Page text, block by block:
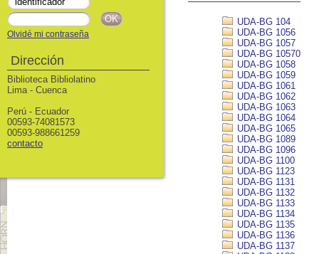
UDA-BG 104
UDA-BG 1056
UDA-BG 1057
UDA-BG 10570
UDA-BG 1058
UDA-BG 1059
UDA-BG 1061
UDA-BG 1062
UDA-BG 1063
UDA-BG 1064
UDA-BG 1065
UDA-BG 1089
UDA-BG 1096
UDA-BG 1100
UDA-BG 1123
UDA-BG 1131
UDA-BG 1132
UDA-BG 1133
UDA-BG 1134
UDA-BG 1135
UDA-BG 1136
UDA-BG 1137
Olvidé mi contraseña
Dirección
Biblioteca Bibliolatino
Lima - Cuenca
Perú - Ecuador
00593-74081573
00593-988661259
contacto